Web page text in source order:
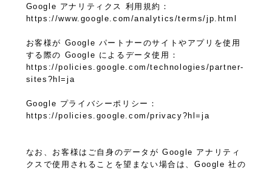
Google アナリティクス 利用規約：
https://www.google.com/analytics/terms/jp.html
お客様が Google パートナーのサイトやアプリを使用
する際の Google によるデータ使用：
https://policies.google.com/technologies/partner-
sites?hl=ja
Google プライバシーポリシー：
https://policies.google.com/privacy?hl=ja
なお、お客様はご自身のデータが Google アナリティ
クスで使用されることを望まない場合は、Google 社の